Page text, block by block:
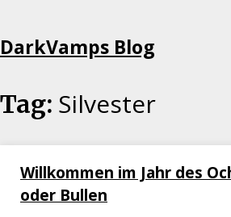
to
DarkVamps Blog
Tag: Silvester
Willkommen im Jahr des
oder Bullen